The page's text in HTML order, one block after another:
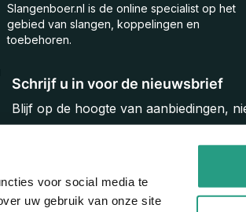
voor social media te
uw gebruik van onze site
Schrijf u in voor de nieuwsbrief
Blijf op de hoogte van aanbiedingen,
Slangenboer.nl is de online specialist op het
gebied van slangen, koppelingen en
toebehoren.